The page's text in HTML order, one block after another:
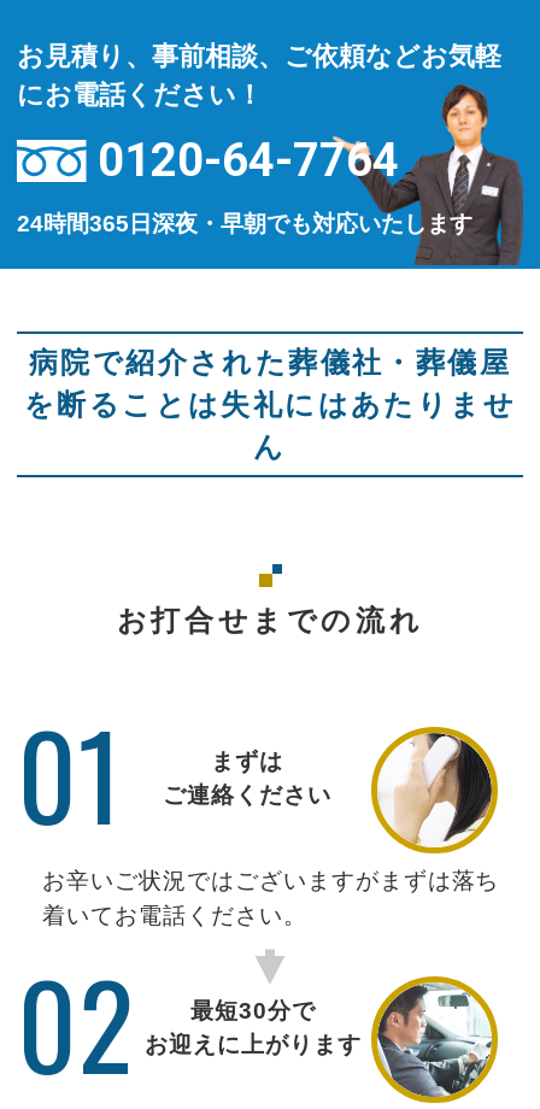
お見積り、事前相談、ご依頼などお気軽
にお電話ください！
0120-64-7764
24時間365日深夜・早朝でも対応いたします
病院で紹介された葬儀社・葬儀屋
を断ることは失礼にはあたりませ
ん
お打合せまでの流れ
01
まずは
ご連絡ください
お辛いご状況ではございますがまずは落ち
着いてお電話ください。
02
最短30分で
お迎えに上がります